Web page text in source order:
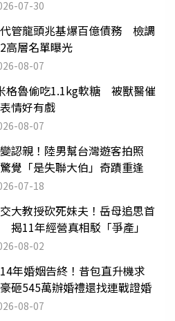
07-30
管龍頭兆基爆百億債務 檢調
高層名單曝光
08-07
格魯偷吃1.1kg軟糖 被獸醫催
情好有戲
08-07
認親！陸男幫台灣遊客拍照
覺「是失聯大伯」奇蹟重逢
07-18
大教授砍死妹夫！岳母追思首
揭11年經營真相駁「爭產」
08-02
年婚姻告終！昔包直升機求
砸545萬辦婚禮還找連戰證婚
08-07